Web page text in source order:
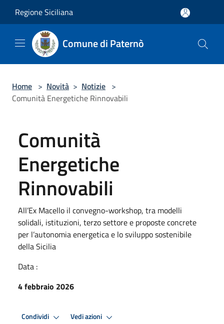
Regione Siciliana
Comune di Paternò
Home > Novità > Notizie >
Comunità Energetiche Rinnovabili
Comunità
Energetiche
Rinnovabili
All’Ex Macello il convegno-workshop, tra modelli
solidali, istituzioni, terzo settore e proposte concrete
per l’autonomia energetica e lo sviluppo sostenibile
della Sicilia
Data :
4 febbraio 2026
Condividi Vedi azioni